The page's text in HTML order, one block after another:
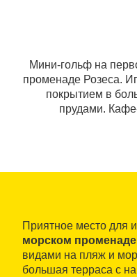
Мини-гольф на
променаде Розеса.
покрытием в
прудами.
Приятное место для
морском променаде
видами на пляж и
большая терраса с